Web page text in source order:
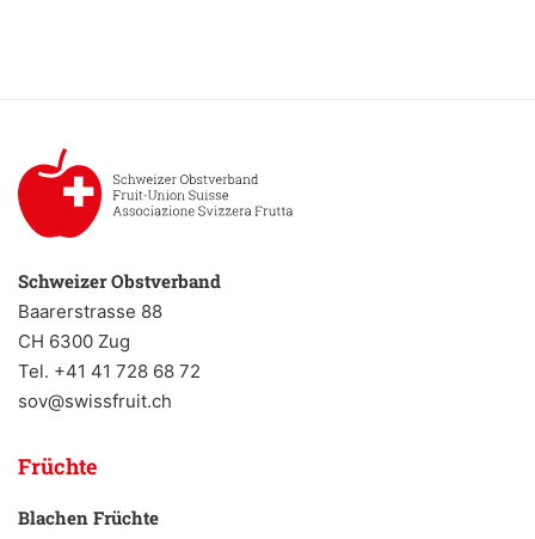
Schweizer Obstverband
Baarerstrasse 88
CH 6300 Zug
Tel. +41 41 728 68 72
sov@swissfruit.ch
Früchte
Blachen Früchte